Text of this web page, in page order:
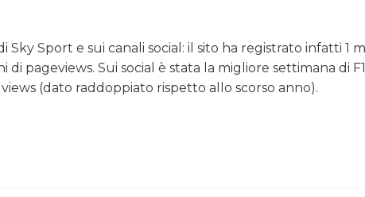
Sky Sport e sui canali social: il sito ha registrato infatti 1
di pageviews. Sui social è stata la migliore settimana di
(dato raddoppiato rispetto allo scorso anno).